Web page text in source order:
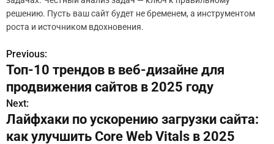
решению. Пусть ваш сайт будет не бременем, а инструментом
роста и источником вдохновения.
Н
а
в
и
Previous:
Топ-10 трендов в веб-дизайне для
продвижения сайтов в 2025 году
Next:
Лайфхаки по ускорению загрузки сайта:
как улучшить Core Web Vitals в 2025